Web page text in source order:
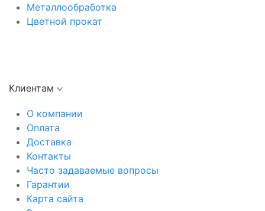
Металлообработка
Цветной прокат
Клиентам
О компании
Оплата
Доставка
Контакты
Часто задаваемые вопросы
Гарантии
Карта сайта